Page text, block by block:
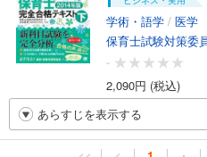
学術・語学 / 医学
保育士試験対策委
-
2,090円 (税込)
あらすじを表示する